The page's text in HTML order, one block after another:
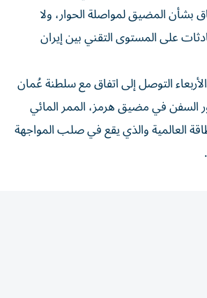
بشأن المضيق لمواصلة الحوار، ولا
على المستوى التقني بين إيران
التوصل إلى اتفاق مع سلطنة عُمان
السفن في مضيق هرمز، الممر المائي
العالمية والذي يقع في صلب المواجهة